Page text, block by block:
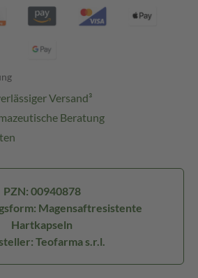
Versand³
Beratung
PZN: 00940878
Magensaftresistente
Hartkapseln
Teofarma s.r.l.